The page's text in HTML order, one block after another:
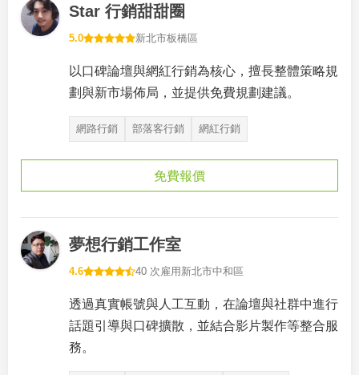
Star 行銷甜甜圈
5.0 新北市板橋區
以口碑論壇與網紅行銷為核心，擅長整體策略規
劃與新市場佈局，並提供免費規劃建議。
網路行銷 部落客行銷 網紅行銷
免費報價
夢想行銷工作室
4.6 40 次雇用 新北市中和區
透過真實帳號與人工互動，在論壇與社群中進行
話題引導與口碑擴散，並結合影片製作等整合服
務。